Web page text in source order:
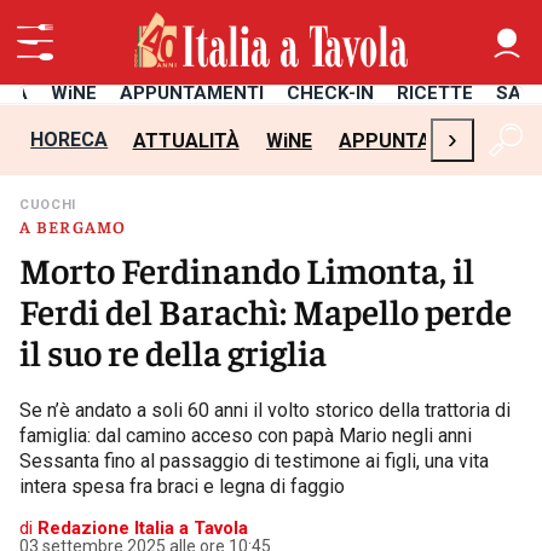
WiNE APPUNTAMENTI CHECK-IN RICETTE
HORECA ATTUALITÀ WiNE APPUNTAMENTI
›
A BERGAMO
CUOCHI
Morto Ferdinando Limonta, il
Ferdi del Barachì: Mapello perde
il suo re della griglia
Se n’è andato a soli 60 anni il volto storico della trattoria di
famiglia: dal camino acceso con papà Mario negli anni
Sessanta fino al passaggio di testimone ai figli, una vita
intera spesa fra braci e legna di faggio
di Redazione Italia a Tavola
03 settembre 2025 alle ore 10:45